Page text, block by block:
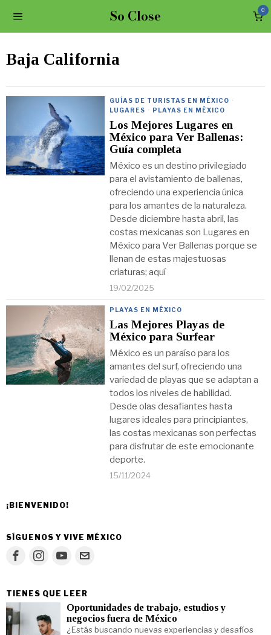
So Close 0
Baja California
GUÍAS DE TURISTAS EN MÉXICO ·
LUGARES · PLAYAS EN MÉXICO
Los Mejores Lugares en
México para Ver Ballenas:
Guía completa
México es un destino privilegiado
para el avistamiento de ballenas,
ofreciendo una experiencia única
para los amantes de la naturaleza.
Desde diciembre hasta abril, las
costas mexicanas son Lugares en
México para Ver Ballenas porque se
llenan de estas majestuosas
criaturas; aquí
19/02/2025
PLAYAS EN MÉXICO
Las Mejores Playas de
México para Surfear
México es un paraíso para los
amantes del surf, ofreciendo una
variedad de playas que se adaptan a
todos los niveles de habilidad.
Desde olas desafiantes hasta
lugares ideales para principiantes,
las costas mexicanas son perfectas
para disfrutar de este emocionante
deporte.
15/11/2024
¡BIENVENIDO!
SÍGUENOS Y VIVE MÉXICO
TIENES QUE LEER
Oportunidades de trabajo, estudios y
negocios fuera de México
¿Estás buscando nuevas experiencias y desafíos